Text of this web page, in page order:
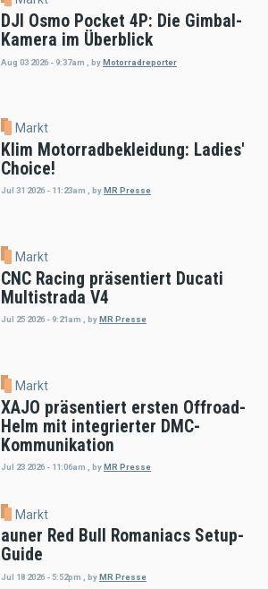
DJI Osmo Pocket 4P: Die Gimbal-
Kamera im Überblick
Aug 03 2026 - 9:37am byMotorradreporter
Markt
Klim Motorradbekleidung: Ladies'
Choice!
Jul 31 2026 - 11:23am , by MR Presse
Markt
CNC Racing präsentiert Ducati
Multistrada V4
Jul 25 2026 - 9:21am byMR Presse
Markt
XAJO präsentiert ersten Offroad-
Helm mit integrierter DMC-
Kommunikation
Jul 23 2026 - 11:06am byMR Presse
Markt
auner Red Bull Romaniacs Setup-
Guide
Jul 18 2026 - 5:52pm byMR Presse